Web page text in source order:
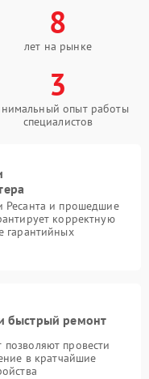
8
лет на рынке
3
опыт работы
специалистов
Ресанта и прошедшие
корректную
гарантийных
быстрый ремонт
провести
в кратчайшие